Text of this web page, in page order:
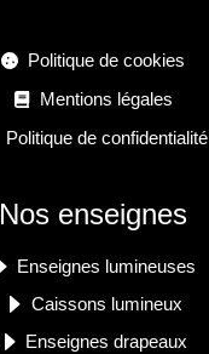
Politique de cookies
Mentions légales
Politique de confidentialité
Nos enseignes
Enseignes lumineuses
Caissons lumineux
Enseignes drapeaux